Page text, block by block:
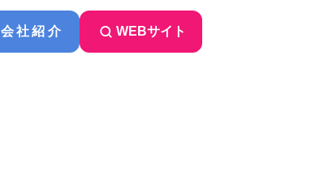
会社紹介 WEBサイト